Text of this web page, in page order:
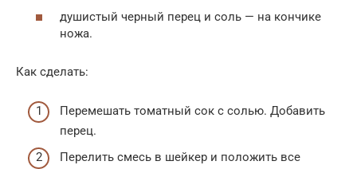
душистый черный перец и соль — на кончике
ножа.
Как сделать:
Перемешать томатный сок с солью. Добавить
перец.
Перелить смесь в шейкер и положить все